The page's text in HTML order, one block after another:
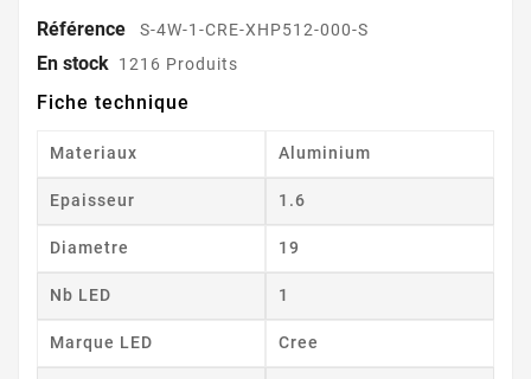
Référence S-4W-1-CRE-XHP512-000-S
En stock 1216 Produits
Fiche technique
Materiaux Aluminium
Epaisseur 1.6
Diametre 19
Nb LED 1
Marque LED Cree